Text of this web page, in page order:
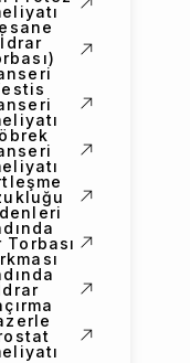
Torbası